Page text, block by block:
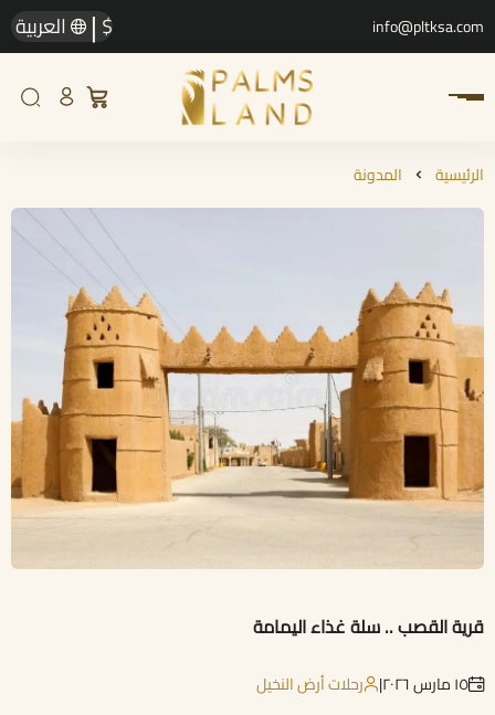
info@pltksa.com
$
| العربية
الرئيسية المدونة
قرية القصب .. سلة غذاء اليمامة
١٥ مارس ٢٠٢٦ |
رحلات أرض النخيل